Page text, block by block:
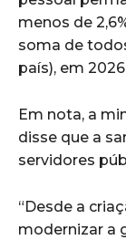
menos de
soma de
país), em
Em nota, a
disse que a
servidores
“Desde a
modernizar a